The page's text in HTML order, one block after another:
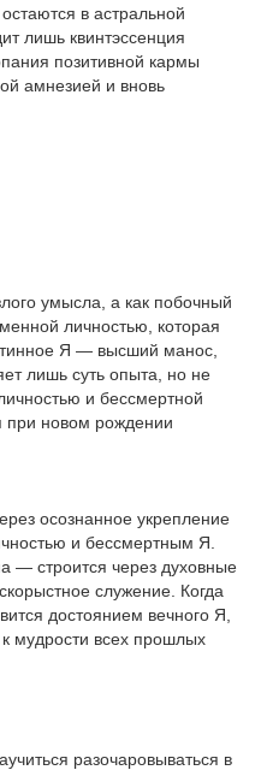
в астральной
лишь квинтэссенция
позитивной кармы
амнезией и вновь
умысла, а как побочный
личностью, которая
Я — высший манос,
лишь суть опыта, но не
и бессмертной
при новом рождении
осознанное укрепление
и бессмертным Я.
— строится через духовные
служение. Когда
достоянием вечного Я,
к мудрости всех прошлых
разочаровываться в